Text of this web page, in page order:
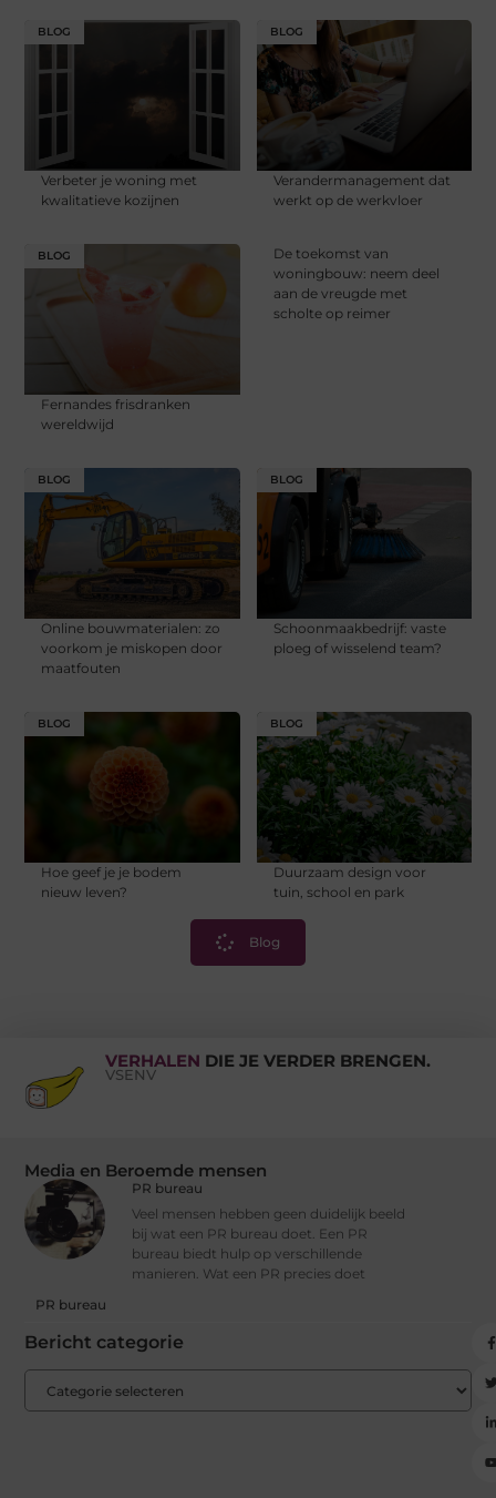
BLOG
Verbeter je woning met
kwalitatieve kozijnen
BLOG
Verandermanagement dat
werkt op de werkvloer
BLOG
Fernandes frisdranken
wereldwijd
De toekomst van
woningbouw: neem deel
aan de vreugde met
scholte op reimer
BLOG
Online bouwmaterialen: zo
voorkom je miskopen door
maatfouten
BLOG
Schoonmaakbedrijf: vaste
ploeg of wisselend team?
BLOG
Hoe geef je je bodem
nieuw leven?
BLOG
Duurzaam design voor
tuin, school en park
Blog
VERHALEN DIE JE VERDER BRENGEN.
VSENV
Media en Beroemde mensen
PR bureau
Veel mensen hebben geen duidelijk beeld
bij wat een PR bureau doet. Een PR
bureau biedt hulp op verschillende
manieren. Wat een PR precies doet
PR bureau
Bericht categorie